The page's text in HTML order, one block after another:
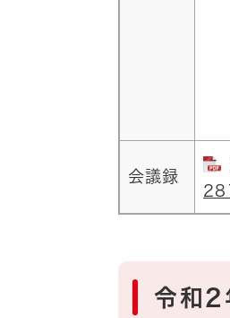
会議録
令和2